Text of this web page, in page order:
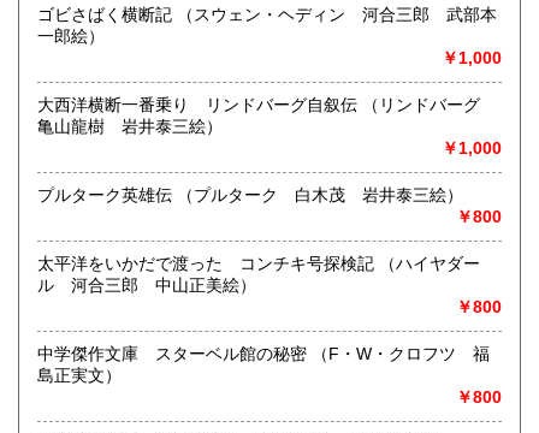
取り扱い分野
歴史、社会科学、自然科学、美術工芸、国語国文、古典籍、
近代文献、趣味、サブカルチャー、古書一般（その他）
ゴビさばく横断記 （スウェン・ヘディン 河合三郎 武部本
一郎絵）
￥1,000
大西洋横断一番乗り リンドバーグ自叙伝 （リンドバーグ
亀山龍樹 岩井泰三絵）
￥1,000
プルターク英雄伝 （プルターク 白木茂 岩井泰三絵）
￥800
太平洋をいかだで渡った コンチキ号探検記 （ハイヤダー
ル 河合三郎 中山正美絵）
￥800
中学傑作文庫 スターベル館の秘密 （F・W・クロフツ 福
島正実文）
￥800